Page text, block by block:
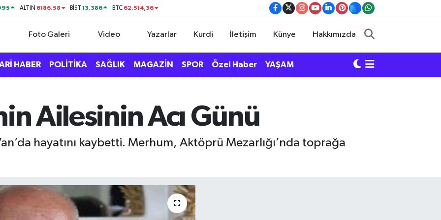
ALTIN 6186.58 BİST13.386 BTC 62.514,36
Foto Galeri Video Yazarlar Kurdi İletişim Künye Hakkımızda
HABER POLİTİKA SAĞLIK MAGAZİN SPOR Özel Haber YAŞAM
Ailesinin Acı Günü
hayatını kaybetti. Merhum, Aktöprü Mezarlığı’nda toprağa